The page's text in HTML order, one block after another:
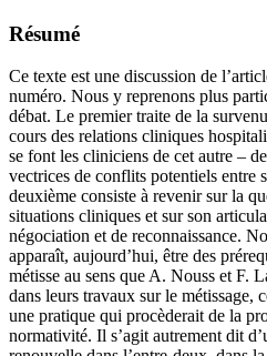
Résumé
Ce texte est une discussion de
numéro. Nous y reprenons plus
débat. Le premier traite de la
cours des relations cliniques
se font les cliniciens de cet autre –
vectrices de conflits potentiels entre
deuxième consiste à revenir sur la
situations cliniques et sur son
négociation et de reconnaissance.
apparaît, aujourd’hui, être des
métisse au sens que A. Nouss et F.
dans leurs travaux sur le métissage,
une pratique qui procèderait de la
normativité. Il s’agit autrement dit